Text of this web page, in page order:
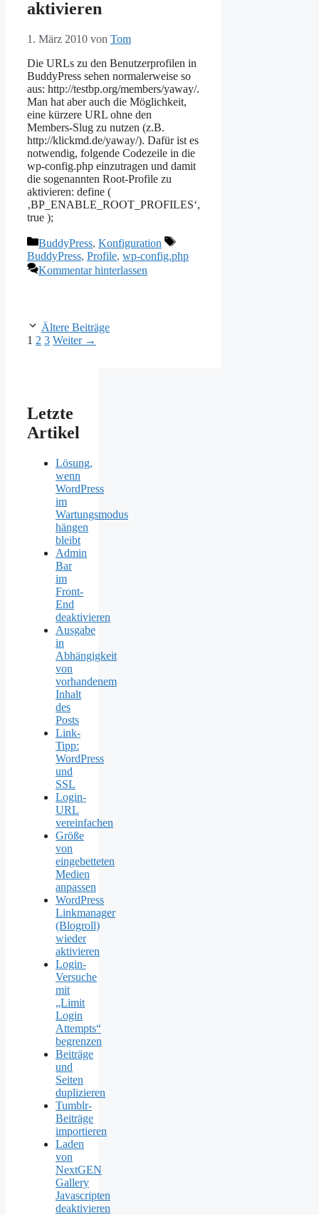
aktivieren
1. März 2010 von Tom
Die URLs zu den Benutzerprofilen in
BuddyPress sehen normalerweise so
aus: http://testbp.org/members/yaway/.
Man hat aber auch die Möglichkeit,
eine kürzere URL ohne den
Members-Slug zu nutzen (z.B.
http://klickmd.de/yaway/). Dafür ist es
notwendig, folgende Codezeile in die
wp-config.php einzutragen und damit
die sogenannten Root-Profile zu
aktivieren: define (
‚BP_ENABLE_ROOT_PROFILES‘,
true );
Kategorien
BuddyPress, Konfiguration
Schlagwörter
BuddyPress, Profile, wp-config.php
Kommentar hinterlassen
Ältere Beiträge
Seite
1 Seite
2 Seite
3 Weiter →
Letzte
Artikel
Lösung,
wenn
WordPress
im
Wartungsmodus
hängen
bleibt
Admin
Bar
im
Front-
End
deaktivieren
Ausgabe
in
Abhängigkeit
von
vorhandenem
Inhalt
des
Posts
Link-
Tipp:
WordPress
und
SSL
Login-
URL
vereinfachen
Größe
von
eingebetteten
Medien
anpassen
WordPress
Linkmanager
(Blogroll)
wieder
aktivieren
Login-
Versuche
mit
„Limit
Login
Attempts“
begrenzen
Beiträge
und
Seiten
duplizieren
Tumblr-
Beiträge
importieren
Laden
von
NextGEN
Gallery
Javascripten
deaktivieren